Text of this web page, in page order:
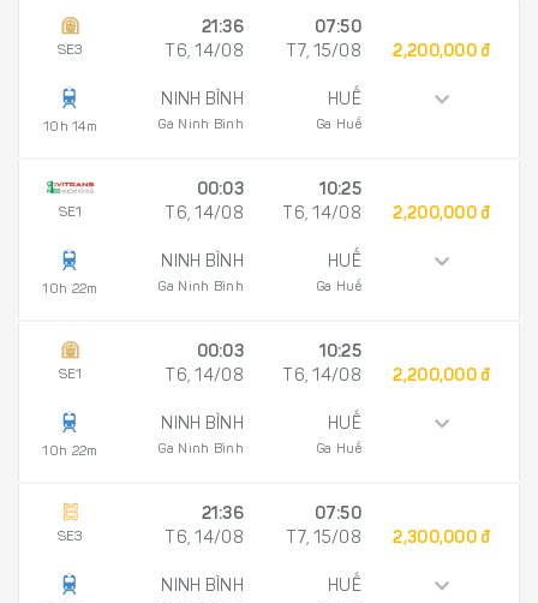
SE3
10h 14m
21:36
T6, 14/08
NINH BÌNH
Ga Ninh Bình
07:50
T7, 15/08
HUẾ
Ga Huế
2,200,000 đ
SE1
10h 22m
00:03
T6, 14/08
NINH BÌNH
Ga Ninh Bình
10:25
T6, 14/08
HUẾ
Ga Huế
2,200,000 đ
SE1
10h 22m
00:03
T6, 14/08
NINH BÌNH
Ga Ninh Bình
10:25
T6, 14/08
HUẾ
Ga Huế
2,200,000 đ
SE3
21:36
T6, 14/08
NINH BÌNH
07:50
T7, 15/08
HUẾ
2,300,000 đ